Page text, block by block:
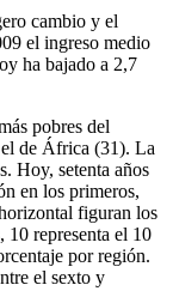
cambio y el
el ingreso medio
ha bajado a 2,7
pobres del
de África (31). La
Hoy, setenta años
en los primeros,
figuran los
10 representa el 10
por región.
el sexto y